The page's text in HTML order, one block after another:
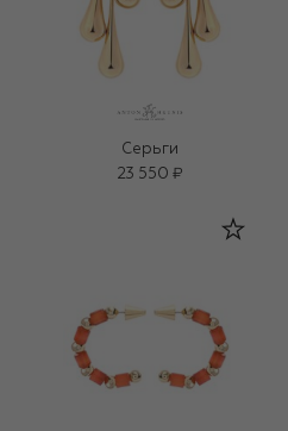
Серьги
23 550 ₽